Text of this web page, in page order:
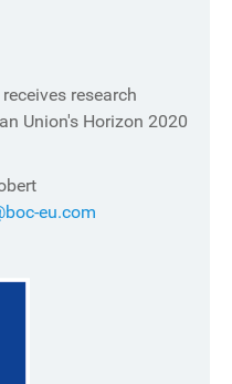
research
Union's Horizon 2020
eu.com